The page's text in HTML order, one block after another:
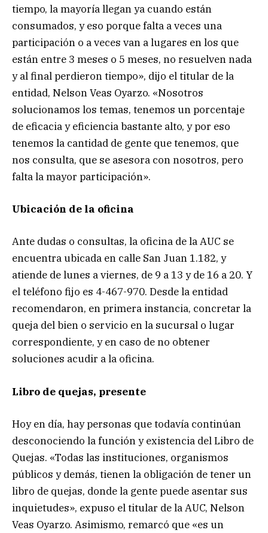
tiempo, la mayoría llegan ya cuando están
consumados, y eso porque falta a veces una
participación o a veces van a lugares en los que
están entre 3 meses o 5 meses, no resuelven nada
y al final perdieron tiempo», dijo el titular de la
entidad, Nelson Veas Oyarzo. «Nosotros
solucionamos los temas, tenemos un porcentaje
de eficacia y eficiencia bastante alto, y por eso
tenemos la cantidad de gente que tenemos, que
nos consulta, que se asesora con nosotros, pero
falta la mayor participación».
Ubicación de la oficina
Ante dudas o consultas, la oficina de la AUC se
encuentra ubicada en calle San Juan 1.182, y
atiende de lunes a viernes, de 9 a 13 y de 16 a 20. Y
el teléfono fijo es 4-467-970. Desde la entidad
recomendaron, en primera instancia, concretar la
queja del bien o servicio en la sucursal o lugar
correspondiente, y en caso de no obtener
soluciones acudir a la oficina.
Libro de quejas, presente
Hoy en día, hay personas que todavía continúan
desconociendo la función y existencia del Libro de
Quejas. «Todas las instituciones, organismos
públicos y demás, tienen la obligación de tener un
libro de quejas, donde la gente puede asentar sus
inquietudes», expuso el titular de la AUC, Nelson
Veas Oyarzo. Asimismo, remarcó que «es un